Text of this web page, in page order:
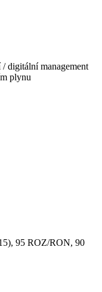
digitální management
plynu
95 ROZ/RON, 90